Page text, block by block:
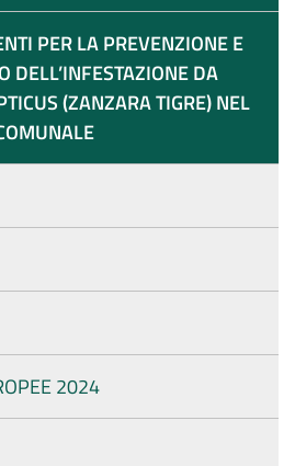
PER LA PREVENZIONE E
DELL’INFESTAZIONE DA
(ZANZARA TIGRE) NEL
2024